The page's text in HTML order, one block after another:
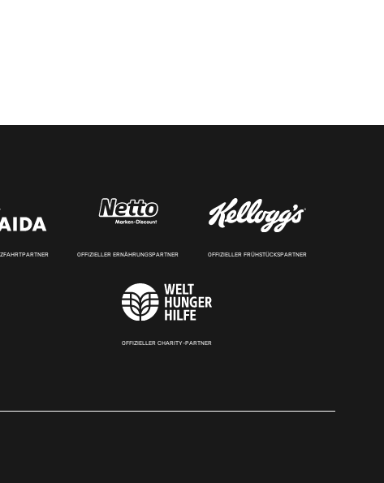
OFFIZIELLER ERNÄHRUNGSPARTNER OFFIZIELLER FRÜHSTÜCKSPARTNER
OFFIZIELLER CHARITY-PARTNER